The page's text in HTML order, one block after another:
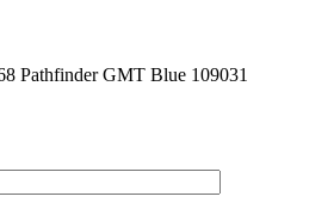
Pathfinder GMT Blue 109031